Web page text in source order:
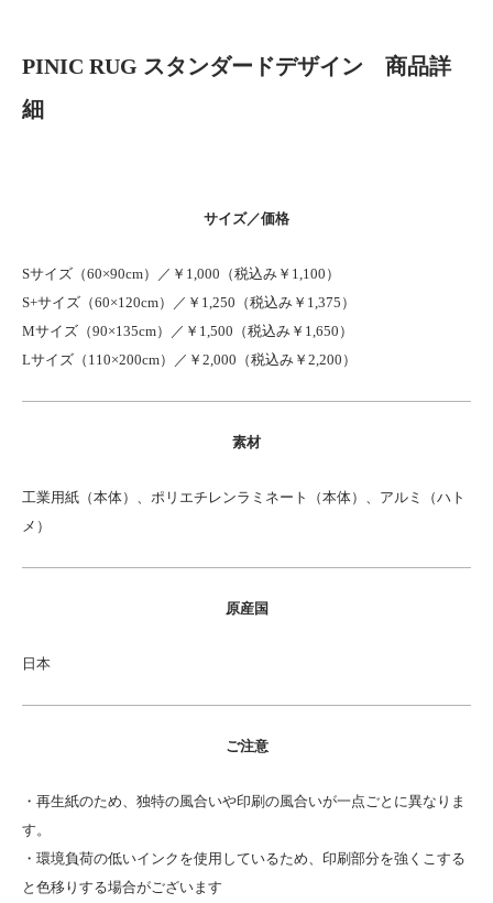
PINIC RUG スタンダードデザイン 商品詳
細
サイズ／価格
Sサイズ（60×90cm）／￥1,000（税込み￥1,100）
S+サイズ（60×120cm）／￥1,250（税込み￥1,375）
Mサイズ（90×135cm）／￥1,500（税込み￥1,650）
Lサイズ（110×200cm）／￥2,000（税込み￥2,200）
素材
工業用紙（本体）、ポリエチレンラミネート（本体）、アルミ（ハト
メ）
原産国
日本
ご注意
・再生紙のため、独特の風合いや印刷の風合いが一点ごとに異なりま
す。
・環境負荷の低いインクを使用しているため、印刷部分を強くこする
と色移りする場合がございます